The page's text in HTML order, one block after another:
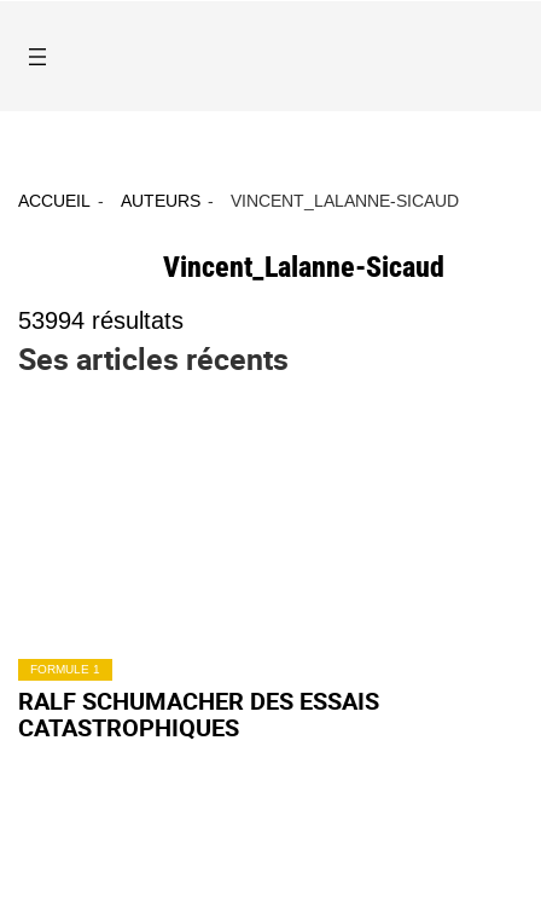
ACCUEIL AUTEURS VINCENT_LALANNE-SICAUD
Vincent_Lalanne-Sicaud
53994 résultats
Ses articles récents
FORMULE 1
RALF SCHUMACHER DES ESSAIS
CATASTROPHIQUES